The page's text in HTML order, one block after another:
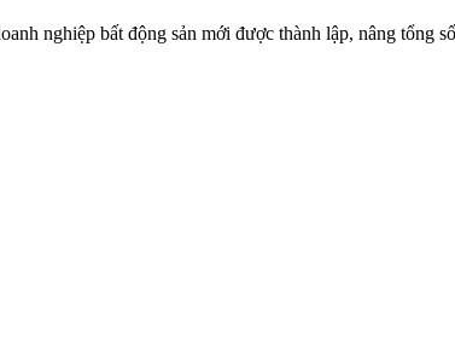
nghiệp bất động sản mới được thành lập, nâng